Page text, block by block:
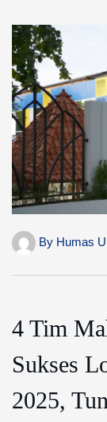
By Humas
4 Tim
Sukses
2025,